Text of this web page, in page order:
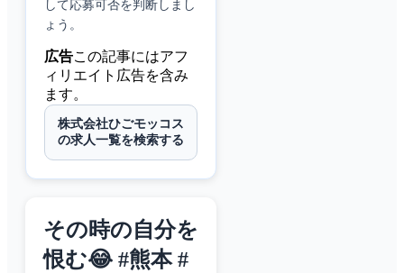
して応募可否を判断しまし
ょう。
広告この記事にはアフ
ィリエイト広告を含み
ます。
株式会社ひごモッコス
の求人一覧を検索する
その時の自分を
恨む😂 #熊本 #